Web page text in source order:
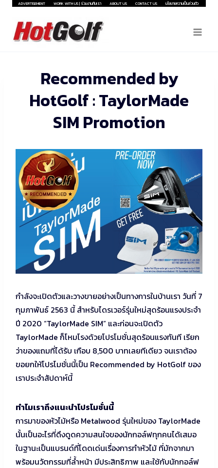
Skip
content
ADVERTISEMENT WORK WITH US | ร่วมงานกับเรา ABOUT US CONTACT US นโยบายความเป็นส่วนตัว
Recommended by
HotGolf : TaylorMade
SIM Promotion
กำลังจะเปิดตัวและวางขายอย่างเป็นทางการในบ้านเรา วันที่ 7
กุมภาพันธ์ 2563 นี้ สำหรับไดรเวอร์รุ่นใหม่สุดร้อนแรงประจำ
ปี 2020 “TaylorMade SIM” และก่อนจะเปิดตัว
TaylorMade ก็โหมโรงด้วยโปรโมชั่นสุดร้อนแรงทันที เรียก
ว่าของแถมที่ได้รับ เกือบ 8,500 บาทเลยทีเดียว จนเราต้อง
ขอยกให้โปรโมชั่นนี้เป็น Recommended by HotGolf ของ
เราประจำสัปดาห์นี้
ทำไมเราถึงแนะนำโปรโมชั่นนี้
การมาของหัวไม้หรือ Metalwood รุ่นใหม่ของ TaylorMade
นั้นเป็นอะไรที่ดึงดูดความสนใจของนักกอล์ฟทุกคนได้เสมอ
ในฐานะเป็นแบรนด์ที่โดดเด่นเรื่องการทำหัวไม้ ที่มักจากมา
พร้อมนวัตกรรมที่ล้ำหน้า มีประสิทธิภาพ และใช้กับนักกอล์ฟ